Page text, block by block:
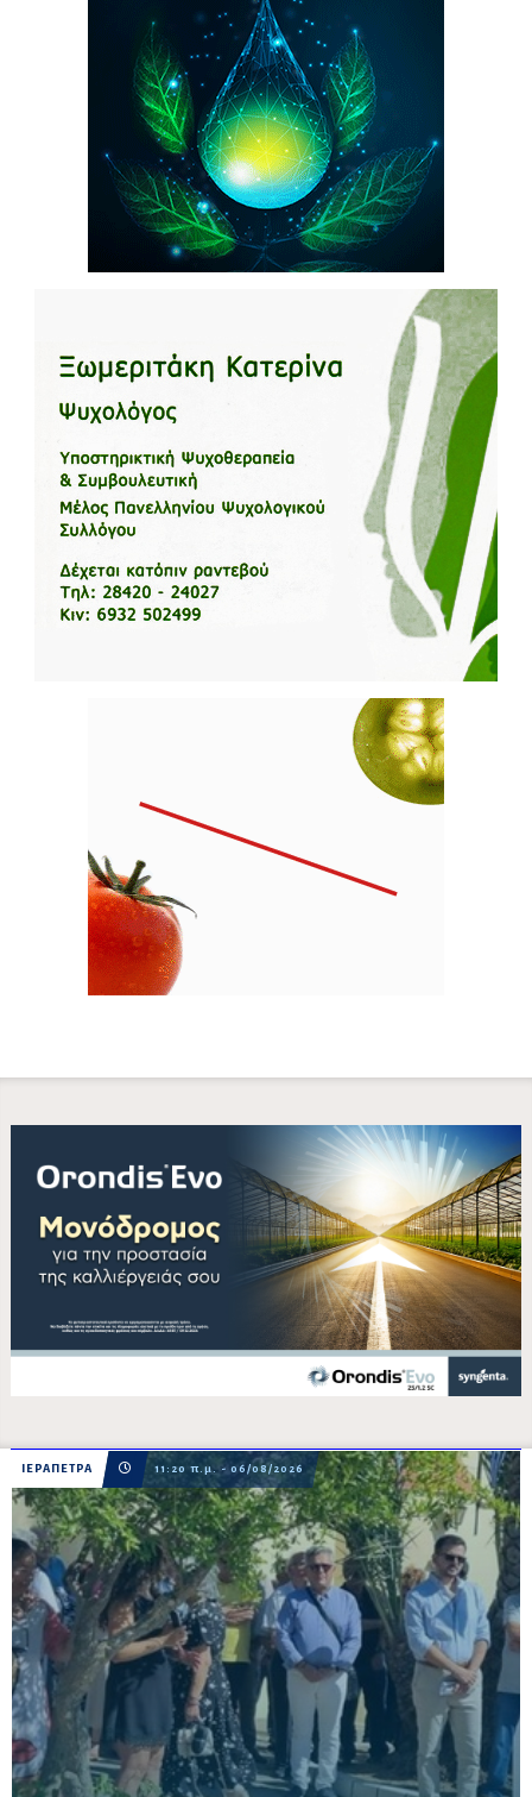
ΙΕΡΑΠΕΤΡΑ 11:20 π.μ. - 06/08/2026